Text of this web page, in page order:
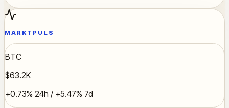
MARKTPULS
BTC
$63.2K
+0.73% 24h / +5.47% 7d